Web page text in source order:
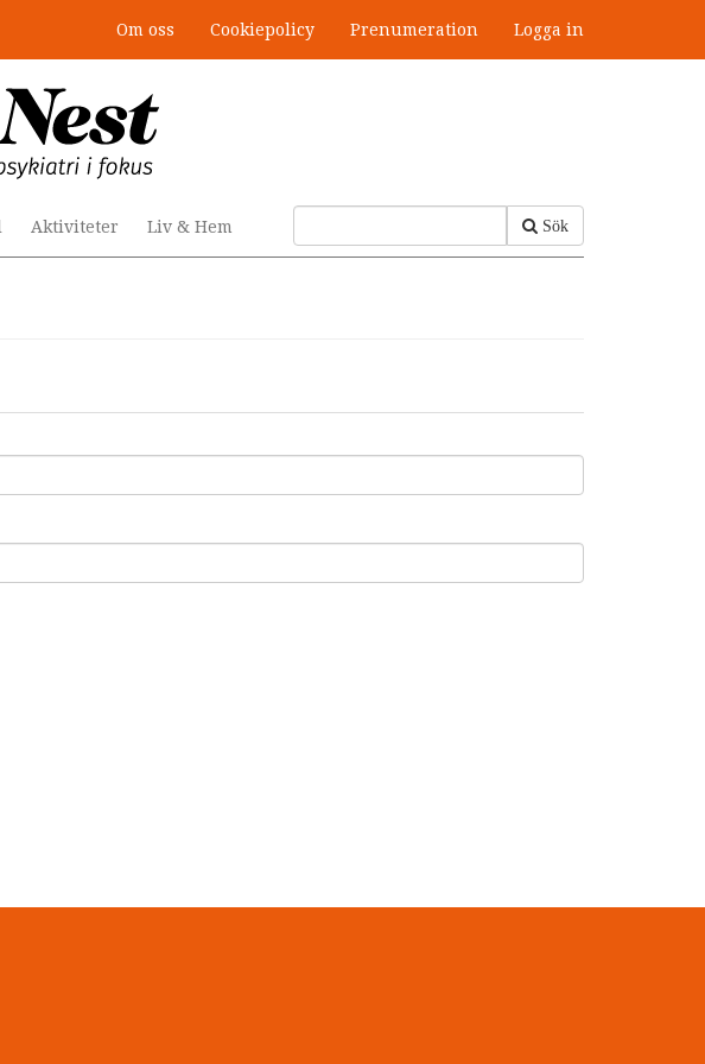
Om oss Cookiepolicy Prenumeration Logga in
Sök
Aktiviteter Liv & Hem